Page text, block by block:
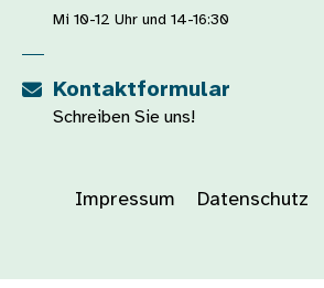
Mi 10-12 Uhr und 14-16:30
Kontaktformular
Schreiben Sie uns!
Impressum Datenschutz